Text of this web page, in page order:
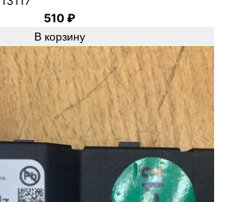
510₽
В корзину